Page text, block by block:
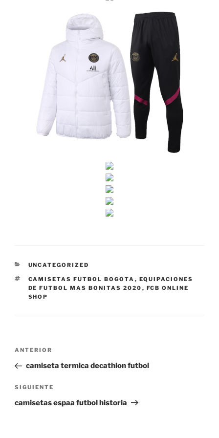
CATEGORÍAS
UNCATEGORIZED
ETIQUETAS
CAMISETAS FUTBOL BOGOTA , EQUIPACIONES
DE FUTBOL MAS BONITAS 2020 , FCB ONLINE
SHOP
Navegación
entradas
Entrada
anterior:
ANTERIOR
camiseta termica decathlon futbol
Siguiente
entrada
SIGUIENTE
camisetas espaa futbol historia